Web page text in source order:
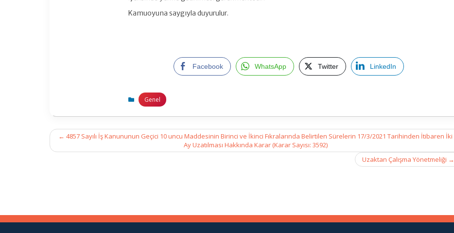
Kamuoyuna saygıyla duyurulur.
Facebook WhatsApp Twitter LinkedIn
Genel
Post
navigation
← 4857 Sayılı İş Kanununun Geçici 10 uncu Maddesinin Birinci ve İkinci Fıkralarında Belirtilen Sürelerin 17/3/2021 Tarihinden İtibaren İki
Ay Uzatılması Hakkında Karar (Karar Sayısı: 3592)
Uzaktan Çalışma Yönetmeliği →